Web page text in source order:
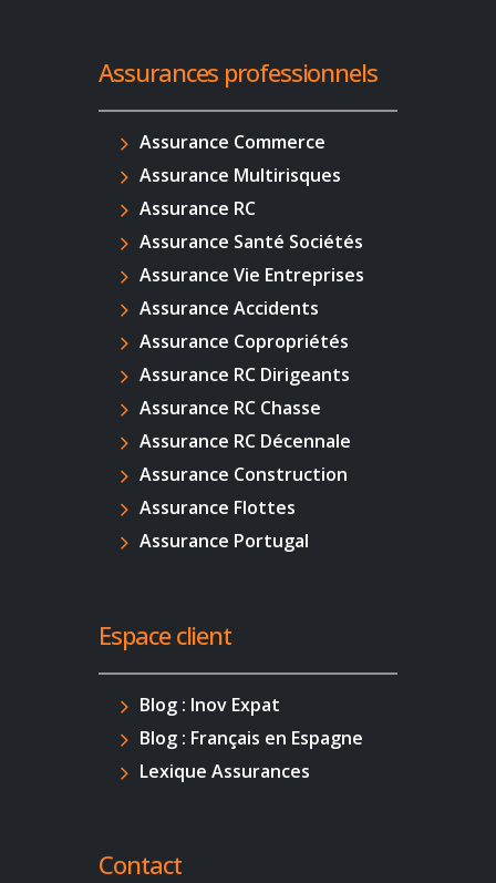
Assurances professionnels
Assurance Commerce
Assurance Multirisques
Assurance RC
Assurance Santé Sociétés
Assurance Vie Entreprises
Assurance Accidents
Assurance Copropriétés
Assurance RC Dirigeants
Assurance RC Chasse
Assurance RC Décennale
Assurance Construction
Assurance Flottes
Assurance Portugal
Espace client
Blog : Inov Expat
Blog : Français en Espagne
Lexique Assurances
Contact